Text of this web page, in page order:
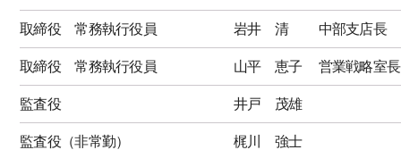
取締役 常務執行役員 岩井 清 中部支店長
取締役 常務執行役員 山平 恵子 営業戦略室長
監査役 井戸 茂雄
監査役（非常勤） 梶川 強士